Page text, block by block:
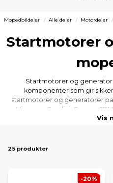
Mopedbildeler Alle deler Motordeler
Startmotorer
Startmotorer og
komponenter som gir
startmotorer og generatorer
Microcar, Casalini, Grecav,
startmotorer og generatorer av
Vis
25 produkter
-20%